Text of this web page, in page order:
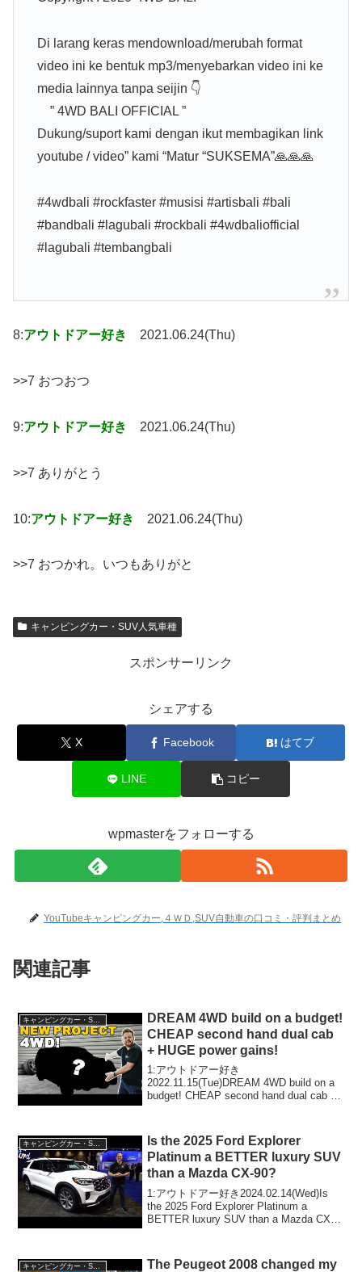
Di larang keras mendownload/merubah format
video ini ke bentuk mp3/menyebarkan video ini ke
media lainnya tanpa seijin 👇
” 4WD BALI OFFICIAL ”
Dukung/suport kami dengan ikut membagikan link
youtube / video” kami “Matur “SUKSEMA”🙏🙏🙏
#4wdbali #rockfaster #musisi #artisbali #bali
#bandbali #lagubali #rockbali #4wdbaliofficial
#lagubali #tembangbali
8:アウトドアー好き 2021.06.24(Thu)
>>7 おつおつ
9:アウトドアー好き 2021.06.24(Thu)
>>7 ありがとう
10:アウトドアー好き 2021.06.24(Thu)
>>7 おつかれ。いつもありがと
キャンピングカー・SUV人気車種
スポンサーリンク
シェアする
X Facebook はてブ
LINE コピー
wpmasterをフォローする
YouTubeキャンピングカー,４ＷＤ,SUV自動車の口コミ・評判まとめ
関連記事
キャンピングカー・SUV人気車種
DREAM 4WD build on a budget!
CHEAP second hand dual cab
+ HUGE power gains!
1:アウトドアー好き
2022.11.15(Tue)DREAM 4WD build on a
budget! CHEAP second hand dual cab +
Is the 2025 Ford Explorer
Platinum a BETTER luxury SUV
than a Mazda CX-90?
1:アウトドアー好き2024.02.14(Wed)Is
the 2025 Ford Explorer Platinum a
BETTER luxury SUV than a Mazda CX-
The Peugeot 2008 changed my